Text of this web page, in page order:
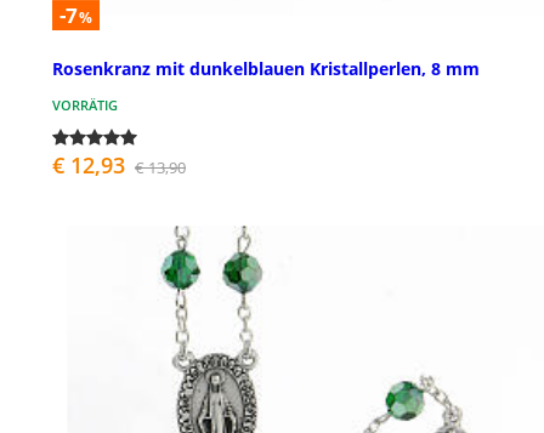
-7%
Rosenkranz mit dunkelblauen Kristallperlen, 8 mm
VORRÄTIG
€ 12,93 € 13,90